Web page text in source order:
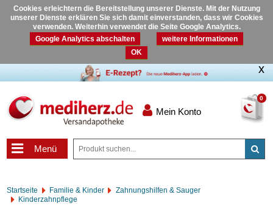
Cookies erleichtern die Bereitstellung unserer Dienste. Mit der Nutzung
unserer Dienste erklären Sie sich damit einverstanden, dass wir Cookies
verwenden. Weiterhin verwendet die Seite Google Analytics.
Google Analytics abschalten
weitere Informationen
OK
0
Mein Konto
Menü
Startseite Familie & Kinder
Zahnungshilfen & Sauger
Kinderzahnpflege